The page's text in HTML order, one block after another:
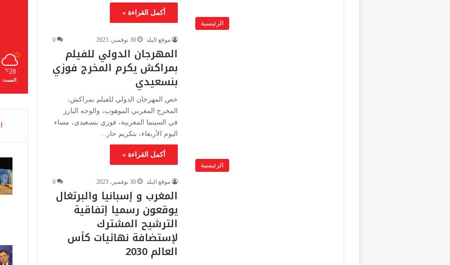
أكمل القراءة »
الرئيسية
موقع البلد 30 نوفمبر، 2023 0
المهرجان الدولي للفيلم
بمراكش يكرم المخرج فوزي
بنسعيدي
خص المهرجان الدولي للفيلم بمراكش،
المخرج المغربي الموهوب، والوجه البارز
في السينما المغربية، فوزي بنسعيدي، مساء
اليوم الأربعاء، بتكريم حار…
أكمل القراءة »
الرئيسية
موقع البلد 30 نوفمبر، 2023 0
المغرب و إسبانيا والبرتغال
يوقعون رسميا إتفاقية
الترشيح المشترك
لإستضافة نهائيات كأس
العالم 2030
28
℃
السبت